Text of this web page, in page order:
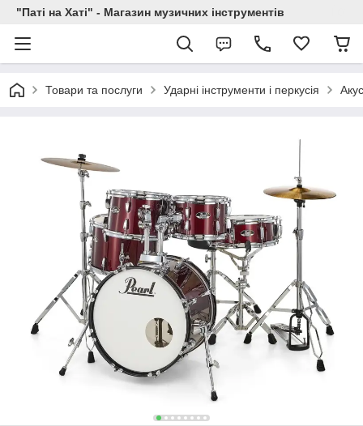
"Паті на Хаті" - Магазин музичних інструментів
Товари та послуги Ударні інструменти і перкусія